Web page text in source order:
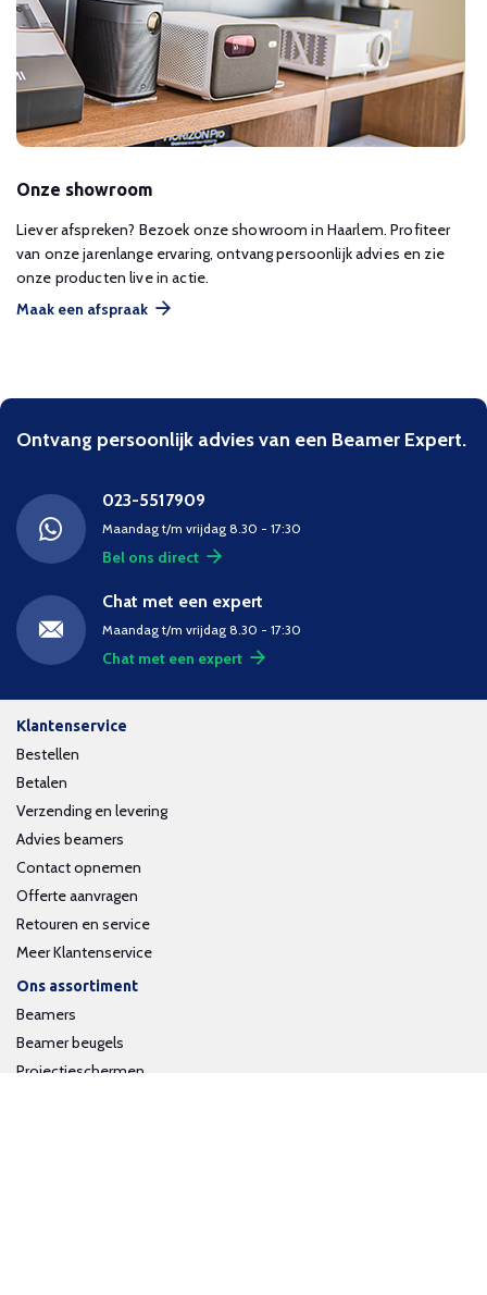
Onze showroom
Liever afspreken? Bezoek onze showroom in Haarlem. Profiteer
van onze jarenlange ervaring, ontvang persoonlijk advies en zie
onze producten live in actie.
Maak een afspraak
Ontvang persoonlijk advies van een Beamer Expert.
023-5517909
Maandag t/m vrijdag 8.30 - 17:30
Bel ons direct
Chat met een expert
Maandag t/m vrijdag 8.30 - 17:30
Chat met een expert
Klantenservice
Bestellen
Betalen
Verzending en levering
Advies beamers
Contact opnemen
Offerte aanvragen
Retouren en service
Meer Klantenservice
Ons assortiment
Beamers
Beamer beugels
Projectieschermen